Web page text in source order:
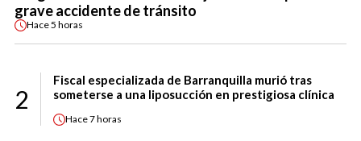
grave accidente de tránsito
Hace5 horas
2
Fiscal especializada de Barranquilla murió tras
someterse a una liposucción en prestigiosa clínica
Hace7 horas